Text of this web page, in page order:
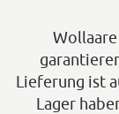
Lieferung ist
Lager